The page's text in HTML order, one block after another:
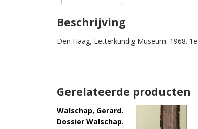
Beschrijving
Den Haag, Letterkundig Museum. 1968.
Gerelateerde producten
Walschap, Gerard.
Dossier Walschap.